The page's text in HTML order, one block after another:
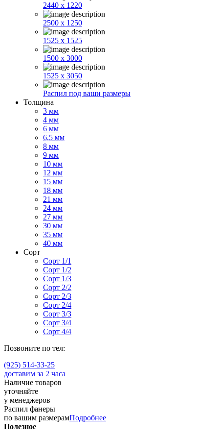
2440 x 1220
2500 x 1250
1525 x 1525
1500 x 3000
1525 x 3050
Распил под ваши размеры
Толщина
3 мм
4 мм
6 мм
6,5 мм
8 мм
9 мм
10 мм
12 мм
15 мм
18 мм
21 мм
24 мм
27 мм
30 мм
35 мм
40 мм
Сорт
Сорт 1/1
Сорт 1/2
Сорт 1/3
Сорт 2/2
Сорт 2/3
Сорт 2/4
Сорт 3/3
Сорт 3/4
Сорт 4/4
Позвоните по тел:
(925) 514-33-25
доставим за 2 часа
Наличие товаров
уточняйте
у менеджеров
Распил фанеры
по вашим размерамПодробнее
Полезное